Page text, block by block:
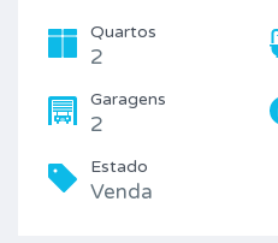
Quartos
2
Garagens
2
Estado
Venda